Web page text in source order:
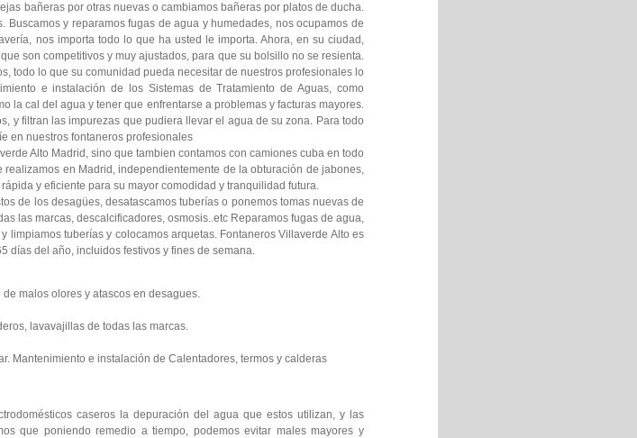
bañeras por otras nuevas o cambiamos bañeras por platos de ducha.
y reparamos fugas de agua y humedades, nos ocupamos de
nos importa todo lo que ha usted le importa. Ahora, en su ciudad,
son competitivos y muy ajustados, para que su bolsillo no se resienta.
todo lo que su comunidad pueda necesitar de nuestros profesionales lo
e instalación de los Sistemas de Tratamiento de Aguas, como
la cal del agua y tener que enfrentarse a problemas y facturas mayores.
y filtran las impurezas que pudiera llevar el agua de su zona. Para todo
en nuestros fontaneros profesionales
Alto Madrid, sino que tambien contamos con camiones cuba en todo
en Madrid, independientemente de la obturación de jabones,
y eficiente para su mayor comodidad y tranquilidad futura.
de los desagües, desatascamos tuberías o ponemos tomas nuevas de
las marcas, descalcificadores, osmosis..etc Reparamos fugas de agua,
limpiamos tuberías y colocamos arquetas. Fontaneros Villaverde Alto es
días del año, incluidos festivos y fines de semana.
malos olores y atascos en desagues.
lavavajillas de todas las marcas.
Mantenimiento e instalación de Calentadores, termos y calderas
caseros la depuración del agua que estos utilizan, y las
que poniendo remedio a tiempo, podemos evitar males mayores y